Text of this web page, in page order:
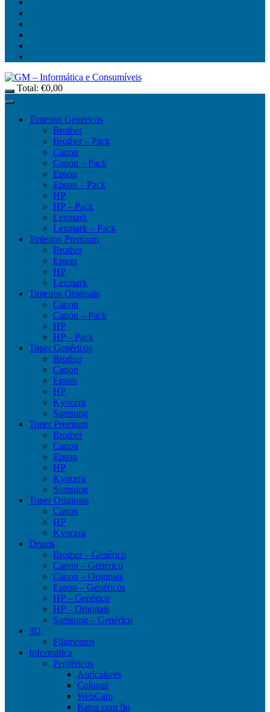
Total: €0,00
Tinteiros Genéricos
Brother
Brother – Pack
Canon
Canon – Pack
Epson
Epson – Pack
HP
HP – Pack
Lexmark
Lexmark – Pack
Tinteiros Premium
Brother
Epson
HP
Lexmark
Tinteiros Originais
Canon
Canon – Pack
HP
HP – Pack
Toner Genéricos
Brother
Canon
Epson
HP
Kyocera
Samsung
Toner Premium
Brother
Canon
Epson
HP
Kyocera
Samsung
Toner Originais
Canon
HP
Kyocera
Drums
Brother – Genérico
Canon – Genérico
Canon – Originais
Epson – Genéricos
HP – Genérico
HP – Originais
Samsung – Genérico
3D
Filamentos
Informática
Periféricos
Auriculares
Colunas
WebCam
Ratos com fio